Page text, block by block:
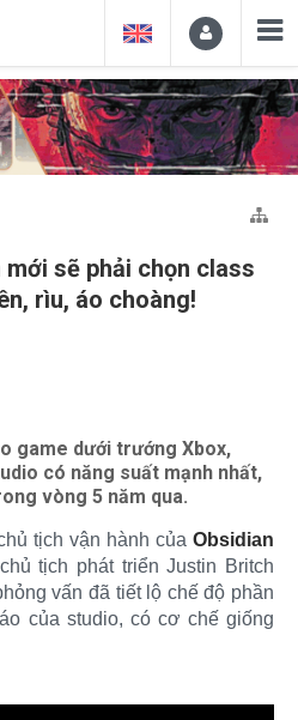
mới sẽ phải chọn class
rìu, áo choàng!
game dưới trướng Xbox,
có năng suất mạnh nhất,
vòng 5 năm qua.
tịch vận hành của Obsidian
tịch phát triển Justin Britch
vấn đã tiết lộ chế độ phần
của studio, có cơ chế giống